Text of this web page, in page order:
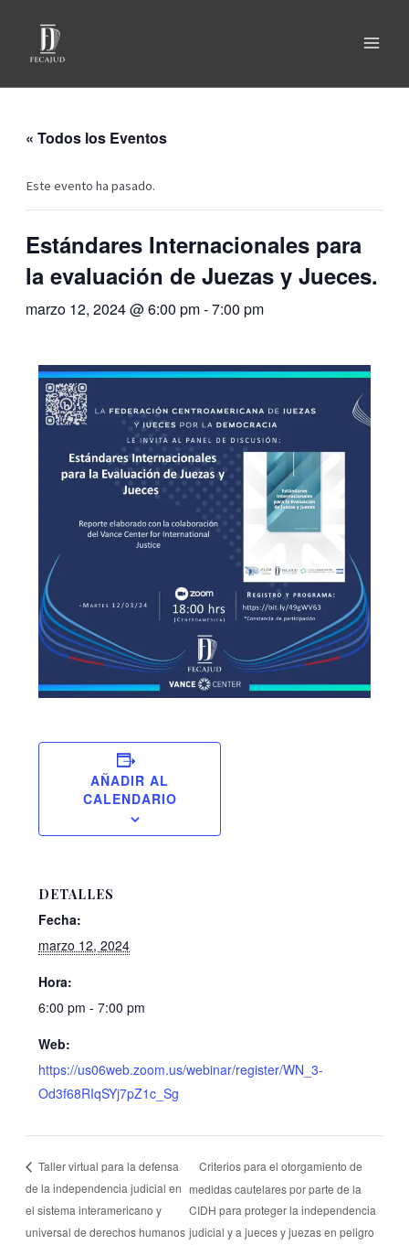
« Todos los Eventos
Este evento ha pasado.
Estándares Internacionales para
la evaluación de Juezas y Jueces.
marzo 12, 2024 @ 6:00 pm-7:00 pm
AÑADIR AL
CALENDARIO
DETALLES
Fecha:
marzo 12, 2024
Hora:
6:00 pm - 7:00 pm
Web:
https://us06web.zoom.us/webinar/register/WN_3-
Od3f68RIqSYj7pZ1c_Sg
Taller virtual para la defensa
de la independencia judicial en
el sistema interamericano y
universal de derechos humanos
Criterios para el otorgamiento de
medidas cautelares por parte de la
CIDH para proteger la independencia
judicial y a jueces y juezas en peligro